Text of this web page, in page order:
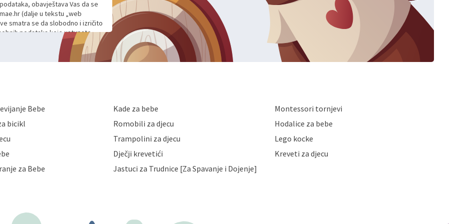
obavještava Vas da se
(dalje u tekstu „web
smatra se da slobodno i izričito
podataka koje ustupate
komunikacije na Vaš upit
davanju podataka te ovu Izjavu
osobne podatke u jednu od
koju možete pročitati
osobnih podataka od
povjerljivost Vaših osobnih
podataka samo onim svojim
Napominjemo da
i objašnjenja odustati od
osobnih podataka. Opoziv
Bebe Kade za bebe
Montessori tornjevi
bicikl Romobili za djecu
Hodalice za bebe
Trampolini za djecu
Lego kocke
Dječji krevetići
Kreveti za djecu
za Bebe Jastuci za Trudnice [Za Spavanje i Dojenje]